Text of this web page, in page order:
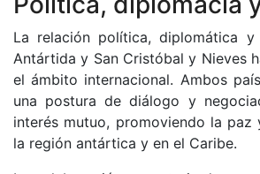
La relación política, diplomática
Antártida y San Cristóbal y Nieves
el ámbito internacional. Ambos
una postura de diálogo y
interés mutuo, promoviendo la paz
la región antártica y en el Caribe.